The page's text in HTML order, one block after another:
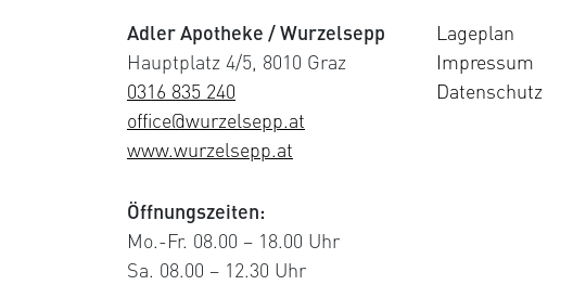
Adler Apotheke / Wurzelsepp
Hauptplatz 4/5, 8010 Graz
0316 835 240
office@wurzelsepp.at
www.wurzelsepp.at
Öffnungszeiten:
Mo.-Fr. 08.00 – 18.00 Uhr
Sa. 08.00 – 12.30 Uhr
Lageplan
Impressum
Datenschutz